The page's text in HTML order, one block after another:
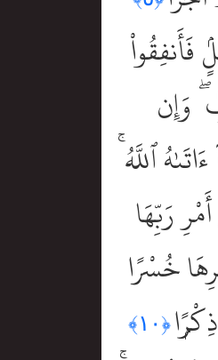
وَإِن
ٱللَّهُ
رَبِّهَا
خُسْرًا
﴿١٠﴾